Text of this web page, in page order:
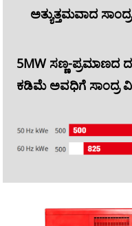
ಅತ್ಯುತ್ತಮವಾದ
5MW ಸಣ್ಣ-ಪ್ರಮಾಣದ
ಕಡಿಮೆ ಅವಧಿಗೆ ಸಾಂದ್ರ